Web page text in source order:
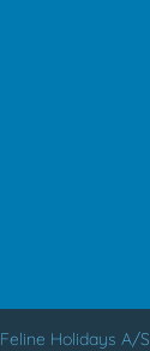
Feline Holidays A/S